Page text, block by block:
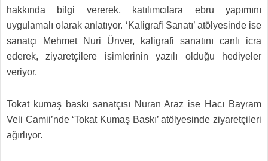
hakkında bilgi vererek, katılımcılara ebru yapımını
uygulamalı olarak anlatıyor. ‘Kaligrafi Sanatı’ atölyesinde ise
sanatçı Mehmet Nuri Ünver, kaligrafi sanatını canlı icra
ederek, ziyaretçilere isimlerinin yazılı olduğu hediyeler
veriyor.
Tokat kumaş baskı sanatçısı Nuran Araz ise Hacı Bayram
Veli Camii’nde ‘Tokat Kumaş Baskı’ atölyesinde ziyaretçileri
ağırlıyor.